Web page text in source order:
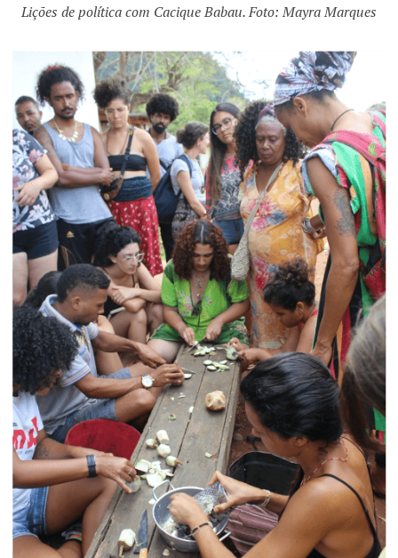
Lições de política com Cacique Babau. Foto: Mayra Marques